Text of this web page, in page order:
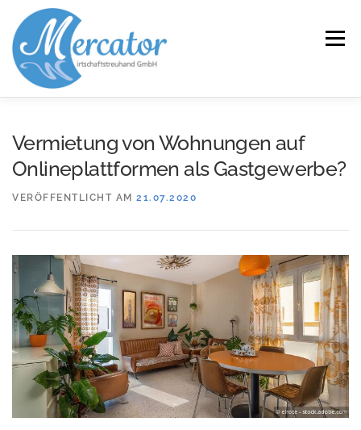
Inhalt
springen
Menü
SERVICE KANZLEI KARRIERE KONTAKT
Vermietung von Wohnungen auf
Onlineplattformen als Gastgewerbe?
VERÖFFENTLICHT AM 21.07.2020